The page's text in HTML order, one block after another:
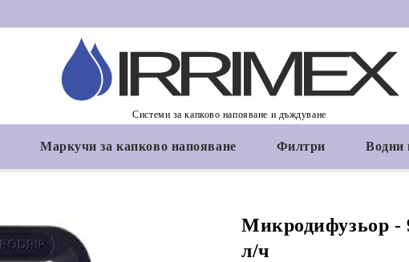
Системи за капково напояване и дъждуване
Маркучи за капково напояване Филтри Водни
Микродифузьор -
л/ч